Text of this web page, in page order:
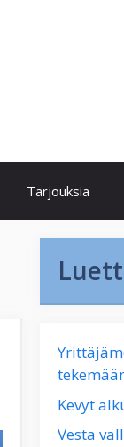
Tarjouksia
Kevyt
Vesta